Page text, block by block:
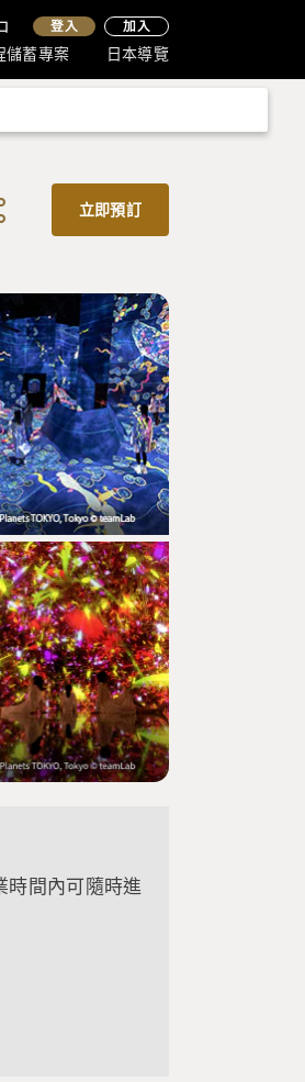
登入 加入
儲蓄專案 日本導覽
立即預訂
時間內可隨時進